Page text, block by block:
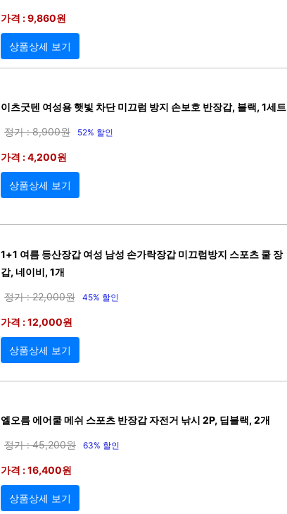
가격 : 9,860원
상품상세 보기
이츠굿텐 여성용 햇빛 차단 미끄럼 방지 손보호 반장갑, 블랙, 1세트
정가 : 8,900원 52% 할인
가격 : 4,200원
상품상세 보기
1+1 여름 등산장갑 여성 남성 손가락장갑 미끄럼방지 스포츠 쿨 장
갑, 네이비, 1개
정가 : 22,000원 45% 할인
가격 : 12,000원
상품상세 보기
엘오름 에어쿨 메쉬 스포츠 반장갑 자전거 낚시 2P, 딥블랙, 2개
정가 : 45,200원 63% 할인
가격 : 16,400원
상품상세 보기